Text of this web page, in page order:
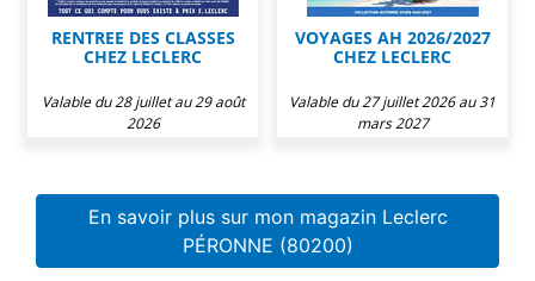
RENTREE DES CLASSES
CHEZ LECLERC
Valable du 28 juillet au 29 août
2026
VOYAGES AH 2026/2027
CHEZ LECLERC
Valable du 27 juillet 2026 au 31
mars 2027
En savoir plus sur mon magazin Leclerc
PÉRONNE (80200)